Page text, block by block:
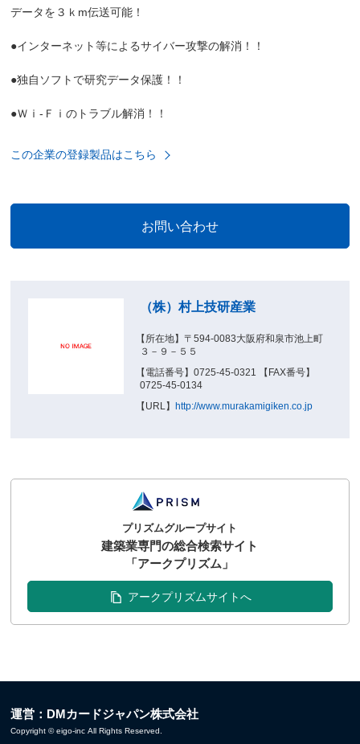
データを３ｋm伝送可能！
●インターネット等によるサイバー攻撃の解消！！
●独自ソフトで研究データ保護！！
●Ｗｉ-Ｆｉのトラブル解消！！
この企業の登録製品はこちら
（株）村上技研産業
【所在地】〒594-0083大阪府和泉市池上町
３－９－５５
【電話番号】0725-45-0321 【FAX番号】
0725-45-0134
【URL】
http://www.murakamigiken.co.jp
プリズムグループサイト
建築業専門の総合検索サイト
「アークプリズム」
アークプリズムサイトへ
運営：DMカードジャパン株式会社
Copyright © eigo-inc All Rights Reserved.